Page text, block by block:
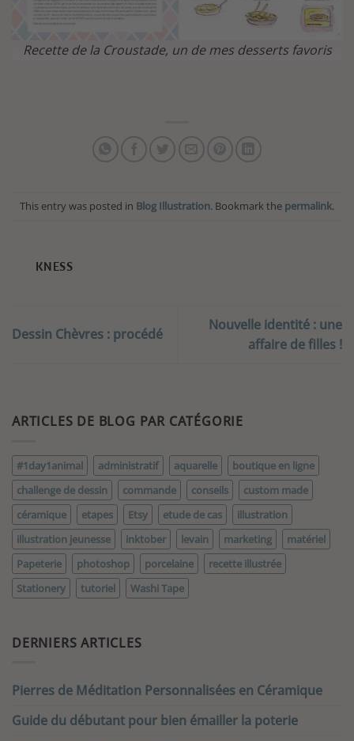
Recette de la Croustade, un de mes desserts favoris
This entry was posted in Blog Illustration. Bookmark the permalink.
KNESS
Dessin Chèvres : procédé
Nouvelle identité : une
affaire de filles !
ARTICLES DE BLOG PAR CATÉGORIE
#1day1animal administratif aquarelle
boutique en ligne
challenge de dessin
commande conseils
custom made
céramique
etapes Etsy etude de cas
illustration
illustration jeunesse
inktober levain marketing
matériel
Papeterie
photoshop porcelaine
recette illustrée
Stationery
tutoriel Washi Tape
DERNIERS ARTICLES
Pierres de Méditation Personnalisées en Céramique
Guide du débutant pour bien émailler la poterie